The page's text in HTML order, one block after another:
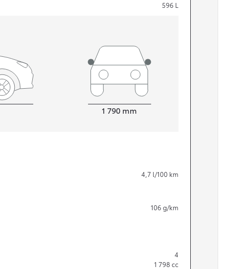
Från 324 900 kr
Toyota C-HR
HYBRID & LADDHYBRID
596 L
1 790 mm
4,7 l/100 km
106 g/km
4
1 798 cc